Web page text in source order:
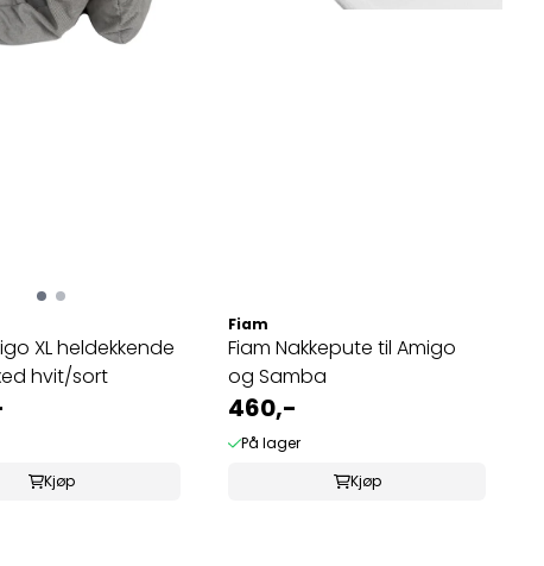
XL heldekkende
hvit/sort
Kjøp
Fiam
Fiam Nakkepute til Amigo
og Samba
460,-
På lager
Kjøp